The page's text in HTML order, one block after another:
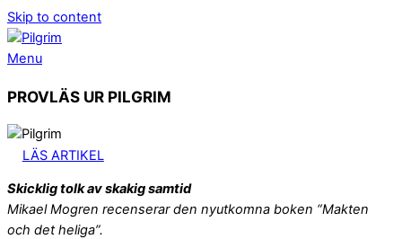
Skip to content
Menu
PROVLÄS UR PILGRIM
LÄS ARTIKEL
Skicklig tolk av skakig samtid
Mikael Mogren recenserar den nyutkomna boken “Makten
och det heliga”.